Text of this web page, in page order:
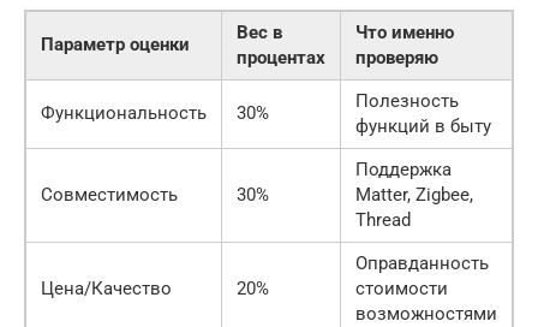
Параметр оценки
Вес в
процентах
Что именно
проверяю
Функциональность 30%
Полезность
функций в быту
Совместимость 30%
Поддержка
Matter, Zigbee,
Thread
Цена/Качество 20%
Оправданность
стоимости
возможностями